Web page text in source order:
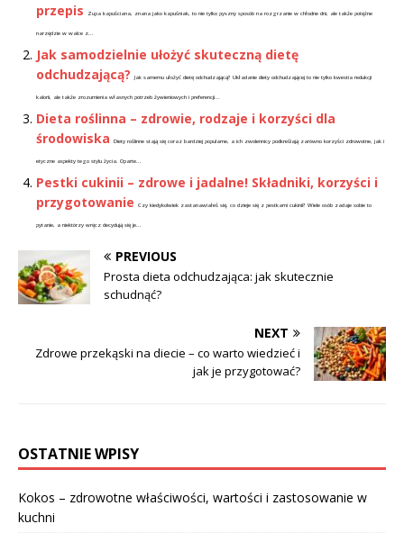
przepis
Zupa kapuściana, znana jako kapuśniak, to nie tylko pyszny sposób na rozgrzanie w chłodne dni, ale także potężne
narzędzie w walce z...
Jak samodzielnie ułożyć skuteczną dietę
odchudzającą?
Jak samemu ułożyć dietę odchudzającą? Układanie diety odchudzającej to nie tylko kwestia redukcji
kalorii, ale także zrozumienia własnych potrzeb żywieniowych i preferencji...
Dieta roślinna – zdrowie, rodzaje i korzyści dla
środowiska
Diety roślinne stają się coraz bardziej popularne, a ich zwolennicy podkreślają zarówno korzyści zdrowotne, jak i
etyczne aspekty tego stylu życia. Oparte...
Pestki cukinii – zdrowe i jadalne! Składniki, korzyści i
przygotowanie
Czy kiedykolwiek zastanawiałeś się, co dzieje się z pestkami cukinii? Wiele osób zadaje sobie to
pytanie, a niektórzy wręcz decydują się je...
PREVIOUS
Prosta dieta odchudzająca: jak skutecznie
schudnąć?
NEXT
Zdrowe przekąski na diecie – co warto wiedzieć i
jak je przygotować?
OSTATNIE WPISY
Kokos – zdrowotne właściwości, wartości i zastosowanie w
kuchni